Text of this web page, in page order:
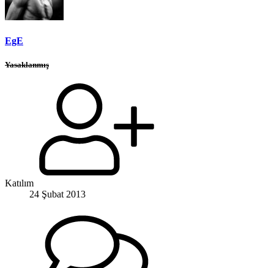
EgE
Yasaklanmış
Katılım
24 Şubat 2013